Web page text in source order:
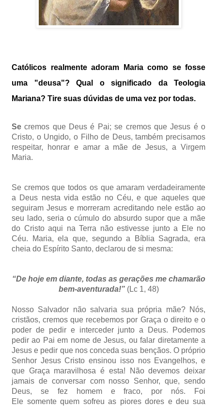
Católicos realmente adoram Maria como se fosse
uma "deusa"? Qual o significado da Teologia
Mariana? Tire suas dúvidas de uma vez por todas.
Se cremos que Deus é Pai; se cremos que Jesus é o
Cristo, o Ungido, o Filho de Deus, também precisamos
respeitar, honrar e amar a mãe de Jesus, a Virgem
Maria.
Se cremos que todos os que amaram verdadeiramente
a Deus nesta vida estão no Céu, e que aqueles que
seguiram Jesus e morreram acreditando nele estão ao
seu lado, seria o cúmulo do absurdo supor que a mãe
do Cristo aqui na Terra não estivesse junto a Ele no
Céu. Maria, ela que, segundo a Bíblia Sagrada, era
cheia do Espírito Santo, declarou de si mesma:
“De hoje em diante, todas as gerações me chamarão
bem-aventurada!”(Lc 1, 48)
Nosso Salvador não salvaria sua própria mãe? Nós,
cristãos, cremos que recebemos por Graça o direito e o
poder de pedir e interceder junto a Deus. Podemos
pedir ao Pai em nome de Jesus, ou falar diretamente a
Jesus e pedir que nos conceda suas bençãos. O próprio
Senhor Jesus Cristo ensinou isso nos Evangelhos, e
que Graça maravilhosa é esta! Não devemos deixar
jamais de conversar com nosso Senhor, que, sendo
Deus, se fez homem e fraco, por nós. Foi
Ele somente quem sofreu as piores dores e deu sua